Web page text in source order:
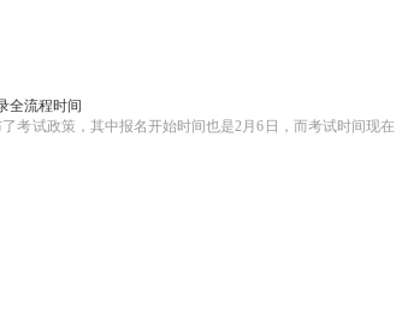
全流程时间
考试政策，其中报名开始时间也是2月6日，而考试时间现在